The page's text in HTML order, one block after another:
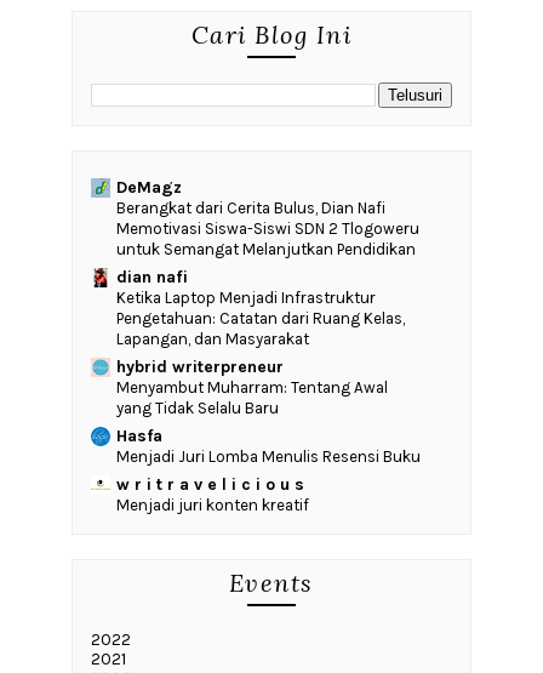
Cari Blog Ini
DeMagz
‎Berangkat dari Cerita Bulus, Dian Nafi
Memotivasi Siswa-Siswi SDN 2 Tlogoweru
untuk Semangat Melanjutkan Pendidikan
dian nafi
Ketika Laptop Menjadi Infrastruktur
Pengetahuan: Catatan dari Ruang Kelas,
Lapangan, dan Masyarakat
hybrid writerpreneur
Menyambut Muharram: Tentang Awal
yang Tidak Selalu Baru
Hasfa
Menjadi Juri Lomba Menulis Resensi Buku
w r i t r a v e l i c i o u s
Menjadi juri konten kreatif
Events
2022
2021